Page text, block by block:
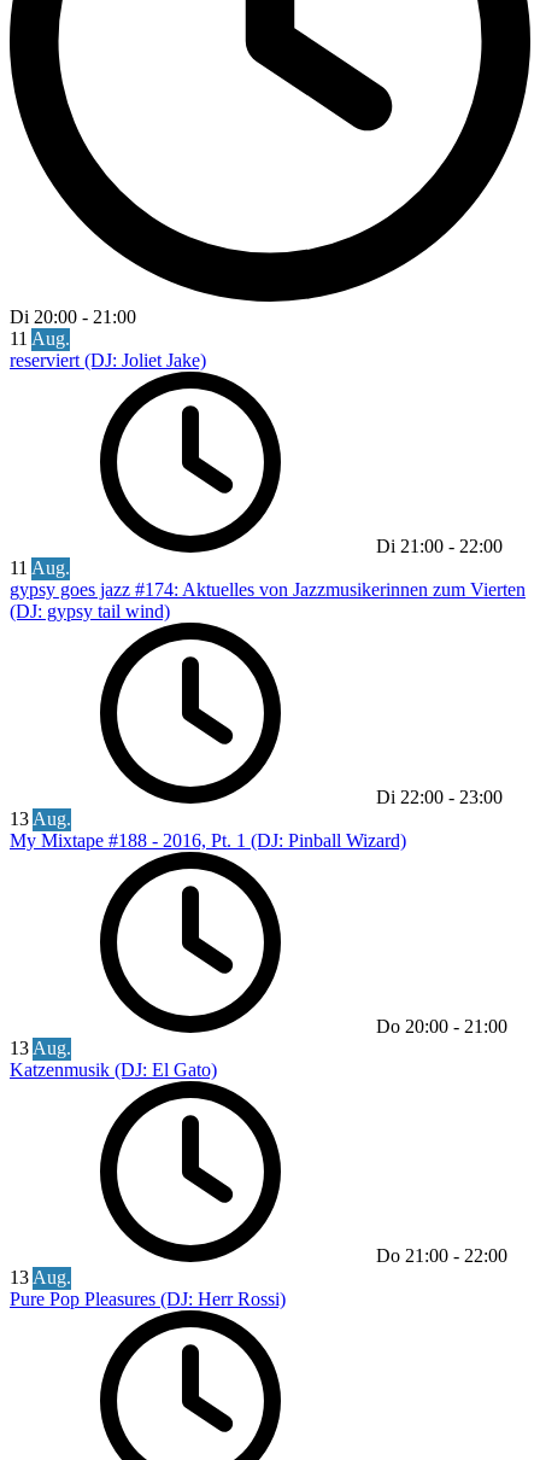
Di 20:00 - 21:00
11 Aug.
reserviert (DJ: Joliet Jake)
Di 21:00 - 22:00
11 Aug.
gypsy goes jazz #174: Aktuelles von Jazzmusikerinnen zum Vierten
(DJ: gypsy tail wind)
Di 22:00 - 23:00
13 Aug.
My Mixtape #188 - 2016, Pt. 1 (DJ: Pinball Wizard)
Do 20:00 - 21:00
13 Aug.
Katzenmusik (DJ: El Gato)
Do 21:00 - 22:00
13 Aug.
Pure Pop Pleasures (DJ: Herr Rossi)